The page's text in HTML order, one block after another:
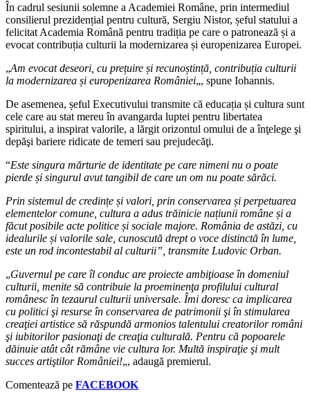
În cadrul sesiunii solemne a Academiei Române, prin intermediul
consilierul prezidențial pentru cultură, Sergiu Nistor, șeful statului a
felicitat Academia Română pentru tradiția pe care o patronează și a
evocat contribuția culturii la modernizarea și europenizarea Europei.
„Am evocat deseori, cu prețuire și recunoștință, contribuția culturii
la modernizarea și europenizarea României„, spune Iohannis.
De asemenea, șeful Executivului transmite că educația și cultura sunt
cele care au stat mereu în avangarda luptei pentru libertatea
spiritului, a inspirat valorile, a lărgit orizontul omului de a înţelege şi
depăşi bariere ridicate de temeri sau prejudecăţi.
“Este singura mărturie de identitate pe care nimeni nu o poate
pierde și singurul avut tangibil de care un om nu poate sărăci.
Prin sistemul de credințe și valori, prin conservarea și perpetuarea
elementelor comune, cultura a adus trăinicie națiunii române și a
făcut posibile acte politice și sociale majore. România de astăzi, cu
idealurile și valorile sale, cunoscută drept o voce distinctă în lume,
este un rod incontestabil al culturii”, transmite Ludovic Orban.
„Guvernul pe care îl conduc are proiecte ambiţioase în domeniul
culturii, menite să contribuie la proeminenţa profilului cultural
românesc în tezaurul culturii universale. Îmi doresc ca implicarea
cu politici şi resurse în conservarea de patrimonii şi în stimularea
creaţiei artistice să răspundă armonios talentului creatorilor români
şi iubitorilor pasionaţi de creaţia culturală. Pentru că popoarele
dăinuie atât cât rămâne vie cultura lor. Multă inspiraţie şi mult
succes artiştilor României!„, adaugă premierul.
Comentează pe FACEBOOK